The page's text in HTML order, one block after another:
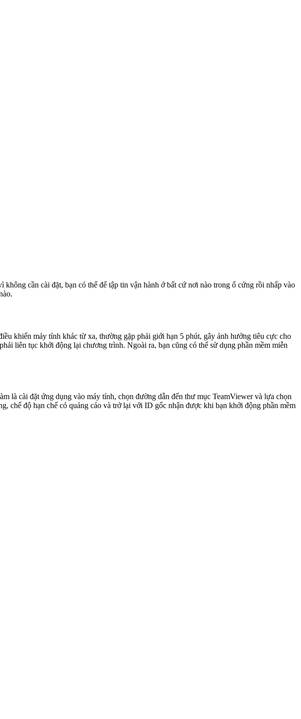
cần cài đặt, bạn có thể để tập tin vận hành ở bất cứ nơi nào trong ổ cứng rồi nhấp vào
khiển máy tính khác từ xa, thường gặp phải giới hạn 5 phút, gây ảnh hưởng tiêu cực cho
liên tục khởi động lại chương trình. Ngoài ra, bạn cũng có thể sử dụng phần mềm miễn
là cài đặt ứng dụng vào máy tính, chọn đường dẫn đến thư mục TeamViewer và lựa chọn
chế độ hạn chế có quảng cáo và trở lại với ID gốc nhận được khi bạn khởi động phần mềm